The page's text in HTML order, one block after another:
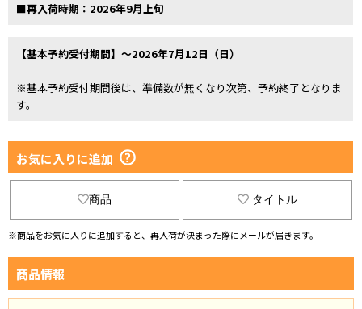
■再入荷時期：2026年9月上旬
【基本予約受付期間】～2026年7月12日（日）
※基本予約受付期間後は、準備数が無くなり次第、予約終了となりま
す。
お気に入りに追加
商品 タイトル
※商品をお気に入りに追加すると、再入荷が決まった際にメールが届きます。
商品情報